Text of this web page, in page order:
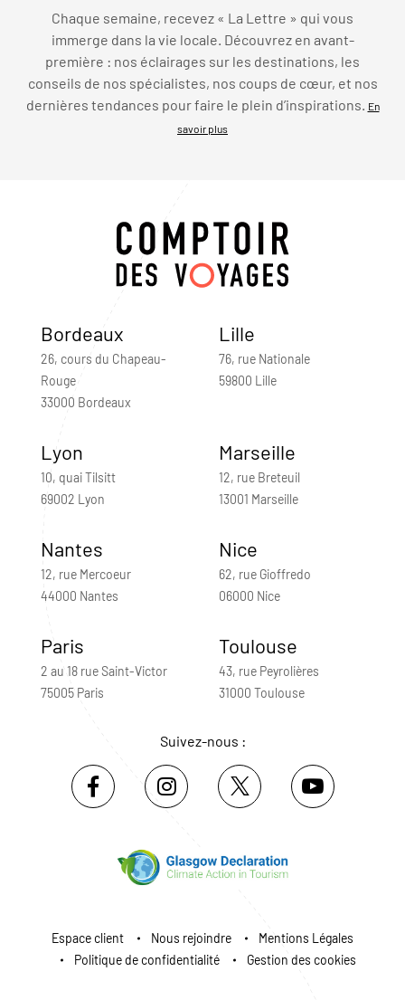
Chaque semaine, recevez « La Lettre » qui vous
immerge dans la vie locale. Découvrez en avant-
première : nos éclairages sur les destinations, les
conseils de nos spécialistes, nos coups de cœur, et nos
dernières tendances pour faire le plein d’inspirations. En
savoir plus
Bordeaux
26, cours du Chapeau-
Rouge
33000 Bordeaux
Lille
76, rue Nationale
59800 Lille
Lyon
10, quai Tilsitt
69002 Lyon
Marseille
12, rue Breteuil
13001 Marseille
Nantes
12, rue Mercoeur
44000 Nantes
Nice
62, rue Gioffredo
06000 Nice
Paris
2 au 18 rue Saint-Victor
75005 Paris
Toulouse
43, rue Peyrolières
31000 Toulouse
Suivez-nous :
Espace client Nous rejoindre
Mentions Légales
Politique de confidentialité
Gestion des cookies